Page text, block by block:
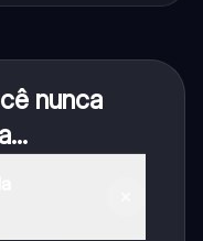
nunca